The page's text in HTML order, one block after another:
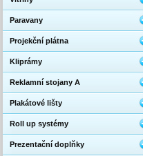
Paravany
Projekční plátna
Kliprámy
Reklamní stojany A
Plakátové lišty
Roll up systémy
Prezentační doplňky